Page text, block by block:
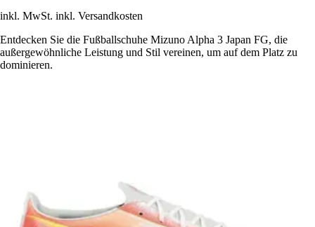
inkl. MwSt. inkl. Versandkosten
Entdecken Sie die Fußballschuhe Mizuno Alpha 3 Japan FG, die
außergewöhnliche Leistung und Stil vereinen, um auf dem Platz zu
dominieren.